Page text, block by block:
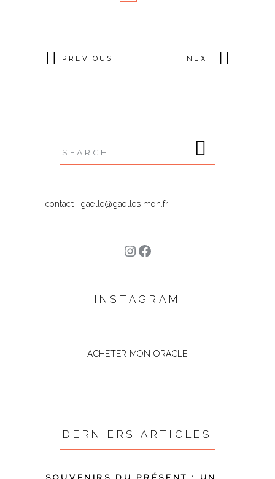
PREVIOUS NEXT
Search
for:
contact : gaelle@gaellesimon.fr
Instagram
Facebook
INSTAGRAM
ACHETER MON ORACLE
DERNIERS ARTICLES